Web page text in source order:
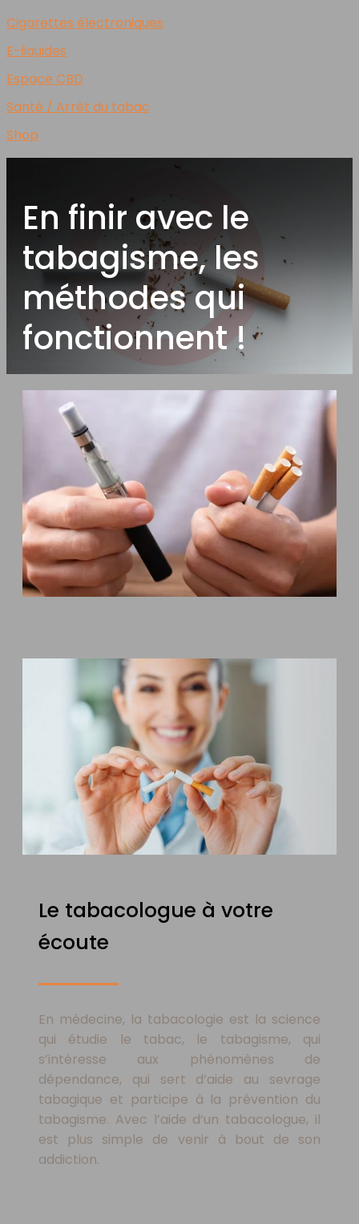
Cigarettes électroniques
E-liquides
Espace CBD
Santé / Arrêt du tabac
Shop
En finir avec le
tabagisme, les
méthodes qui
fonctionnent !
Le tabacologue à votre
écoute
En médecine, la tabacologie est la science
qui étudie le tabac, le tabagisme, qui
s’intéresse aux phénomènes de
dépendance, qui sert d’aide au sevrage
tabagique et participe à la prévention du
tabagisme. Avec l’aide d’un tabacologue, il
est plus simple de venir à bout de son
addiction.